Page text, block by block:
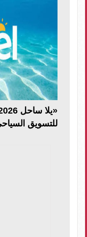
للتسويق